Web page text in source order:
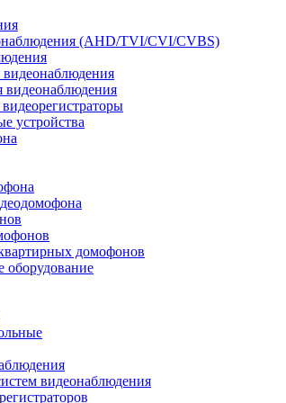
(AHD/TVI/CVI/CVBS)
видеонаблюдения
видеонаблюдения
устройства
домофонов
оборудование
видеонаблюдения